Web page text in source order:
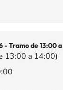
Tramo de 13:00
13:00 a 14:00)